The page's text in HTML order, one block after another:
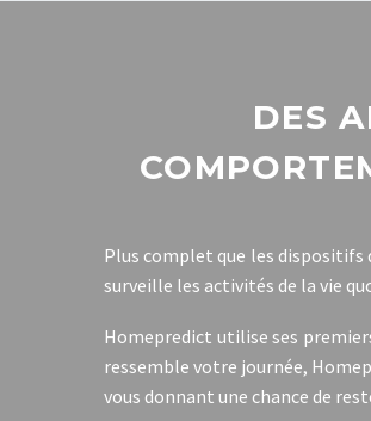
DES
Plus complet que les
surveille les activités de la vie
Homepredict utilise ses
ressemble votre journée,
vous donnant une chance de